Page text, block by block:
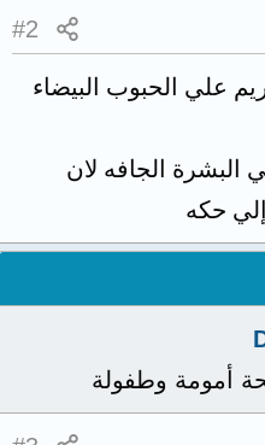
#2
علي الحبوب البيضاء
الجافه لان
حكه
أمومة وطفولة